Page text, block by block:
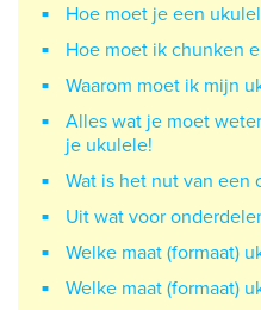
Hoe moet je een
Hoe moet ik chunken
Waarom moet ik mijn
Alles wat je moet
je ukulele!
Wat is het nut van een
Uit wat voor
Welke maat (formaat)
Welke maat (formaat)